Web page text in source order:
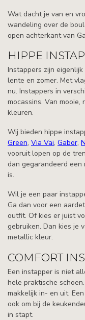
Wat dacht je van en
wandeling over de
open achterkant van
HIPPE
Instappers zijn
lente en zomer. Met
nu. Instappers in
mocassins. Van
kleuren.
Wij bieden hippe
Green, Via Vai, Gabor,
vooruit lopen op de
dan gegarandeerd
is.
Wil je een paar
Ga dan voor een
outfit. Of kies er juist
gebruiken. Dan kies je
metallic kleur.
COMFORT
Een instapper is niet
hele praktische
makkelijk in- en uit.
ook om bij de
in stapt.